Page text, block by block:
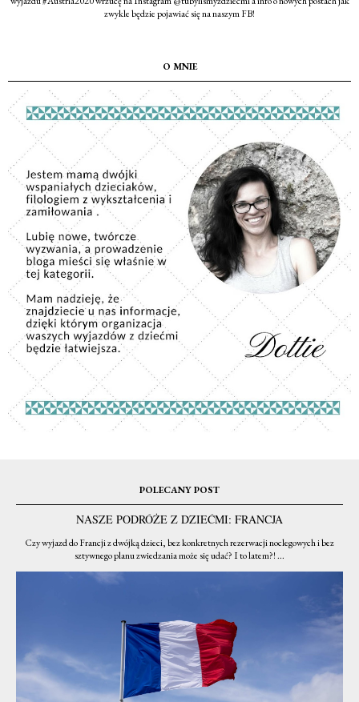
zwykle będzie pojawiać się na naszym FB!
O MNIE
POLECANY POST
NASZE PODRÓŻE Z DZIEĆMI: FRANCJA
Czy wyjazd do Francji z dwójką dzieci, bez konkretnych rezerwacji noclegowych i bez
sztywnego planu zwiedzania może się udać? I to latem?! ...